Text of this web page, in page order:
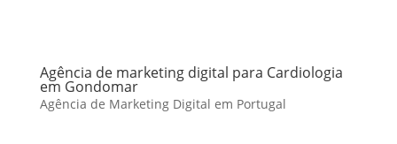
Agência de marketing digital para Cardiologia
em Gondomar
Agência de Marketing Digital em Portugal